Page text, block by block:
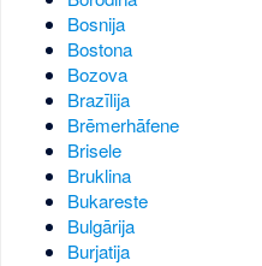
Bosnija
Bostona
Bozova
Brazīlija
Brēmerhāfene
Brisele
Bruklina
Bukareste
Bulgārija
Burjatija